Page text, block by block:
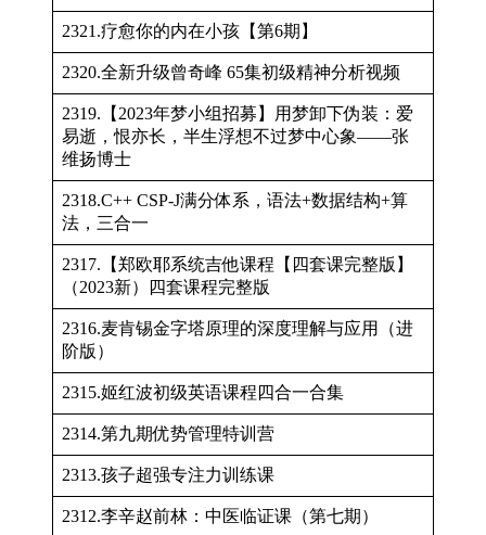
2321.疗愈你的内在小孩【第6期】
2320.全新升级曾奇峰 65集初级精神分析视频
2319.【2023年梦小组招募】用梦卸下伪装：爱
易逝，恨亦长，半生浮想不过梦中心象——张
维扬博士
2318.C++ CSP-J满分体系，语法+数据结构+算
法，三合一
2317.【郑欧耶系统吉他课程【四套课完整版】
（2023新）四套课程完整版
2316.麦肯锡金字塔原理的深度理解与应用（进
阶版）
2315.姬红波初级英语课程四合一合集
2314.第九期优势管理特训营
2313.孩子超强专注力训练课
2312.李辛赵前林：中医临证课（第七期）